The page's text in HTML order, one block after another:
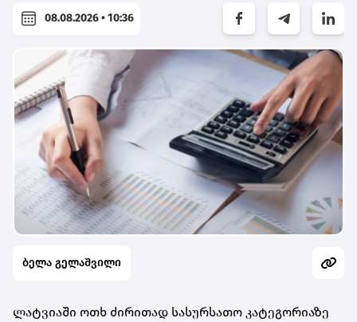
08.08.2026 • 10:36
ბელა გელაშვილი
ლატვიაში ოთხ ძირითად სასურსათო კატეგორიაზე